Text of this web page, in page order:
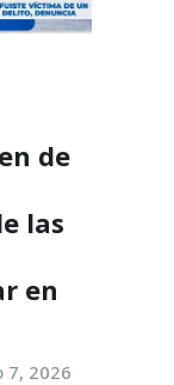
de
las
en
7, 2026